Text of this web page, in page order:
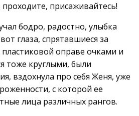
присаживайтесь!
бодро, радостно, улыбка
глаза, спрятавшиеся за
оправе очками и
тоже круглыми, были
вздохнула про себя Женя, уже
с которой ее
лица различных рангов.